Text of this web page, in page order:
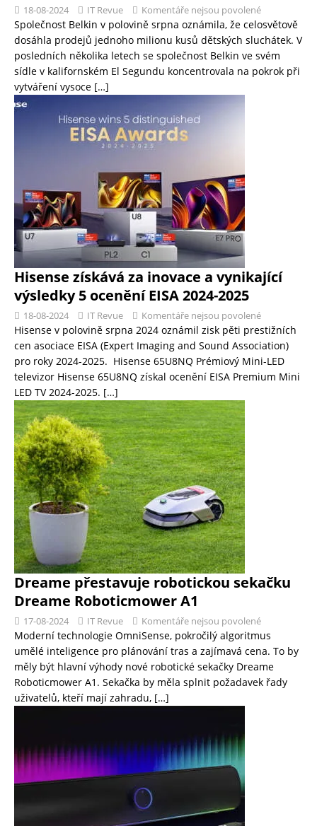
18-08-2024 IT Revue Komentáře nejsou povolené
Společnost Belkin v polovině srpna oznámila, že celosvětově
dosáhla prodejů jednoho milionu kusů dětských sluchátek. V
posledních několika letech se společnost Belkin ve svém
sídle v kalifornském El Segundu koncentrovala na pokrok při
vytváření vysoce […]
Hisense získává za inovace a vynikající
výsledky 5 ocenění EISA 2024-2025
18-08-2024 IT Revue Komentáře nejsou povolené
Hisense v polovině srpna 2024 oznámil zisk pěti prestižních
cen asociace EISA (Expert Imaging and Sound Association)
pro roky 2024-2025. Hisense 65U8NQ Prémiový Mini-LED
televizor Hisense 65U8NQ získal ocenění EISA Premium Mini
LED TV 2024-2025. […]
Dreame přestavuje robotickou sekačku
Dreame Roboticmower A1
17-08-2024 IT Revue Komentáře nejsou povolené
Moderní technologie OmniSense, pokročilý algoritmus
umělé inteligence pro plánování tras a zajímavá cena. To by
měly být hlavní výhody nové robotické sekačky Dreame
Roboticmower A1. Sekačka by měla splnit požadavek řady
uživatelů, kteří mají zahradu, […]